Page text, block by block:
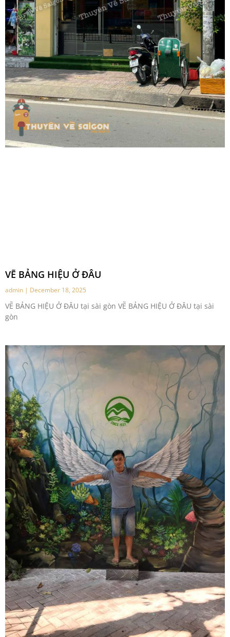
VẼ BẢNG HIỆU Ở ĐÂU
admin December 18, 2025
VẼ BẢNG HIỆU Ở ĐÂU tại sài gòn VẼ BẢNG HIỆU Ở ĐÂU tại sài
gòn